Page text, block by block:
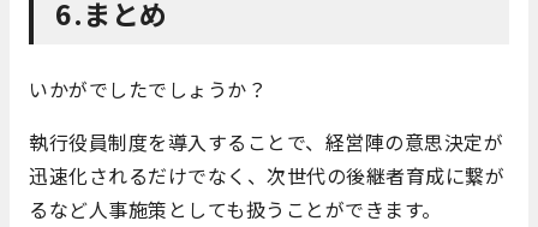
6.まとめ
いかがでしたでしょうか？
執行役員制度を導入することで、経営陣の意思決定が
迅速化されるだけでなく、次世代の後継者育成に繋が
るなど人事施策としても扱うことができます。